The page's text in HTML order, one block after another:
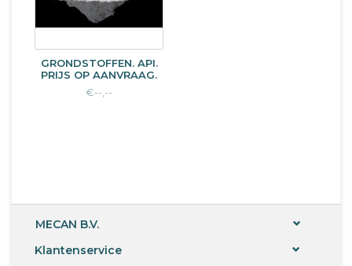
GRONDSTOFFEN. API.
PRIJS OP AANVRAAG.
€--,--
MECAN B.V.
Klantenservice